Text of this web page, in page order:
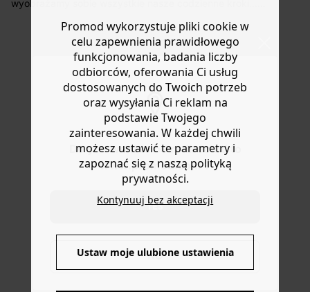
Do you want to be redirected to
www.promod.com ?
YES
NO
30 dni od daty otrzymania produktów na ich zwrot
lub wymianę.
wyobrażamy sobie wszystkie nasze codzienne kroki...
jakości miękka i wygodna skóra. Zwróć uwagę na
plecione wykończenia i wiązane pompony. Płaska
podeszwa. Zaokrąglony czubek. Dostępne w kilku
rozmiarach. Należy regularnie impregnować. Świetny
pomysł na prezent.
DOSTAWA DO PACZKOMATÓW
4 do 6 dni roboczych
Promod wykorzystuje pliki cookie w
celu zapewnienia prawidłowego
funkcjonowania, badania liczby
odbiorców, oferowania Ci usług
dostosowanych do Twoich potrzeb
oraz wysyłania Ci reklam na
podstawie Twojego
zainteresowania. W każdej chwili
możesz ustawić te parametry i
zapoznać się z naszą polityką
prywatności.
Kontynuuj bez akceptacji
Ustaw moje ulubione ustawienia